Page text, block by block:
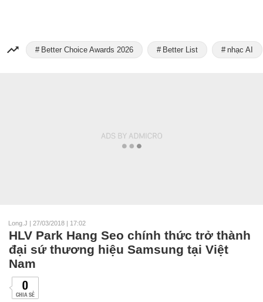
Better Choice Awards 2026 Better List nhạc AI
Long.J | 27/03/2018 | 17:02
HLV Park Hang Seo chính thức trở thành
đại sứ thương hiệu Samsung tại Việt
Nam
0
CHIA SẺ